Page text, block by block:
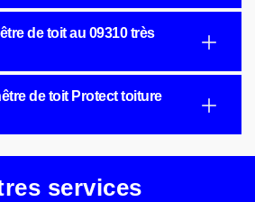
de toit au 09310 très
de toit Protect toiture
services